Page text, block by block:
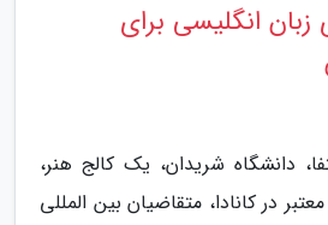
انگلیسی برای
دانشگاه شریدان، یک کالج هنر،
در کانادا، متقاضیان بین المللی